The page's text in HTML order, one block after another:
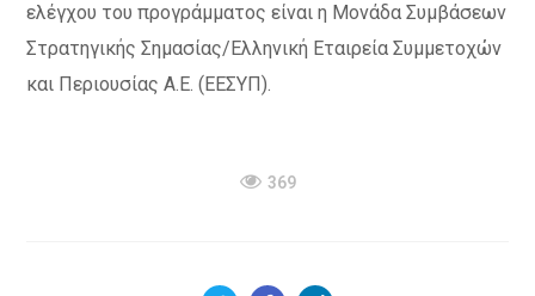
ελέγχου του προγράμματος είναι η Μονάδα Συμβάσεων
Στρατηγικής Σημασίας/Ελληνική Εταιρεία Συμμετοχών
και Περιουσίας Α.Ε. (ΕΕΣΥΠ).
369